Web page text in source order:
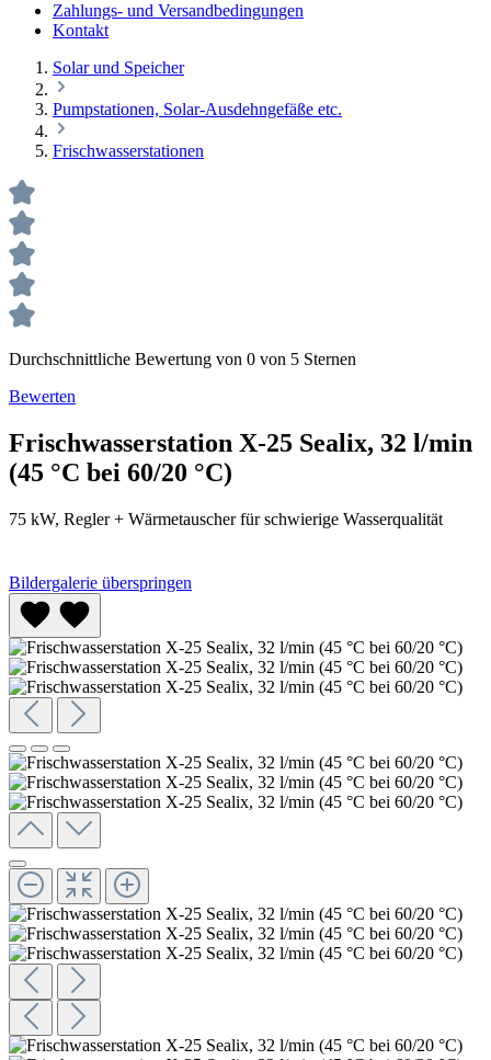
Zahlungs- und Versandbedingungen
Kontakt
Solar und Speicher
Pumpstationen, Solar-Ausdehngefäße etc.
Frischwasserstationen
Durchschnittliche Bewertung von 0 von 5 Sternen
Bewerten
Frischwasserstation X-25 Sealix, 32 l/min
(45 °C bei 60/20 °C)
75 kW, Regler + Wärmetauscher für schwierige Wasserqualität
Bildergalerie überspringen